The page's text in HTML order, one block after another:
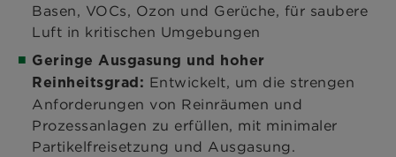
Basen, VOCs, Ozon und Gerüche, für saubere
Luft in kritischen Umgebungen
Geringe Ausgasung und hoher
Reinheitsgrad: Entwickelt, um die strengen
Anforderungen von Reinräumen und
Prozessanlagen zu erfüllen, mit minimaler
Partikelfreisetzung und Ausgasung.